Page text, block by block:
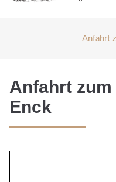
Anfahrt
Anfahrt
Enck
in der